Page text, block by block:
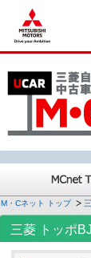
M・Cネット トップ
三菱 トッポ